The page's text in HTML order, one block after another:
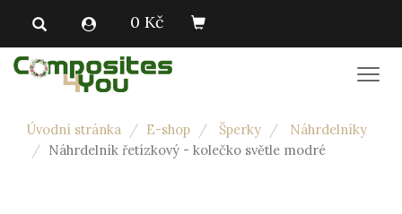
0 Kč
Úvodní stránka E-shop Šperky
Náhrdelníky
Náhrdelník řetízkový - kolečko světle modré